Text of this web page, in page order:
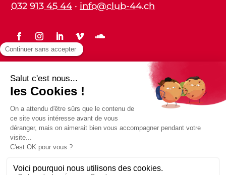
032 913 45 44 ·info@club-44.ch
Protection des données